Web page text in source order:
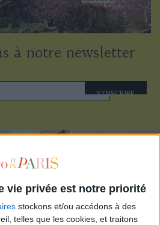
vie privée est notre priorité
stockons et/ou accédons à des
telles que les cookies, et traitons
à notre newsletter
S'INSCRIRE